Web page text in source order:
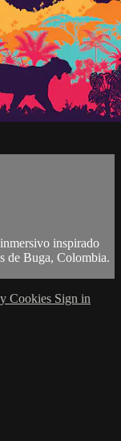
inspirado
de Buga, Colombia.
Cookies Sign in